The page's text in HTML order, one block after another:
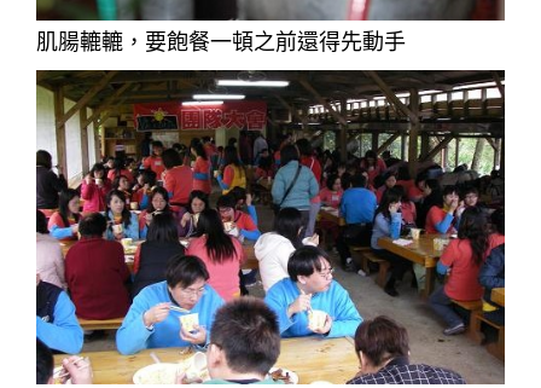
肌腸轆轆，要飽餐一頓之前還得先動手